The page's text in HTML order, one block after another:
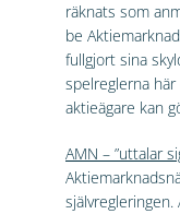
räknats som
be
fullgjort sina
spelreglerna
aktieägare kan
AMN – ”uttalar